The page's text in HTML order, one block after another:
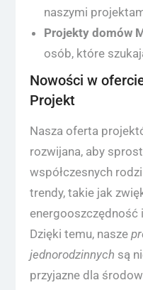
naszymi
Projekty domów
osób, które
Nowości w
Projekt
Nasza oferta
rozwijana, aby
współczesnych
trendy, takie jak
energooszczędność
Dzięki temu, nasze
jednorodzinnych są
przyjazne dla